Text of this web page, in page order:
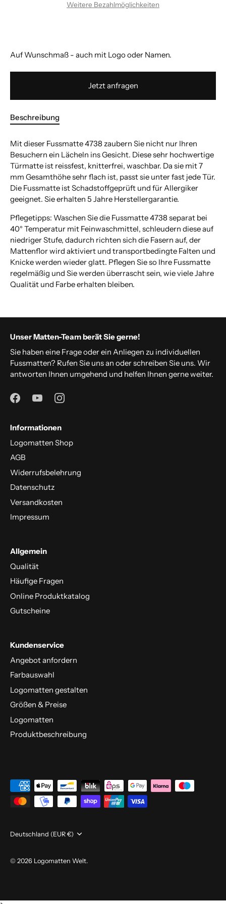
Weitere Bezahlmöglichkeiten
Auf Wunschmaß - auch mit Logo oder Namen.
Jetzt anfragen
Beschreibung
Mit dieser Fussmatte 4738 zaubern Sie nicht nur Ihren
Besuchern ein Lächeln ins Gesicht. Diese sehr hochwertige
Türmatte ist reissfest, knitterfrei, waschbar. Da sie mit 7
mm Gesamthöhe sehr flach ist, passt sie unter fast jede Tür.
Die Fussmatte ist Schadstoffgeprüft und für Allergiker
geeignet. Sie erhalten 5 Jahre Herstellergarantie.
Pflegetipps: Waschen Sie die Fussmatte 4738 separat bei
40° Temperatur mit Feinwaschmittel, schleudern diese auf
niedriger Stufe, dadurch richten sich die Fasern auf, der
Mattenflor wird aktiviert und transportbedingte Falten und
Knicke werden wieder glatt. Pflegen Sie so Ihre Fussmatte
regelmäßig und Sie werden überrascht sein, wie viele Jahre
Qualität und Farbe erhalten bleiben.
Unser Matten-Team berät Sie gerne!
Sie haben eine Frage oder ein Anliegen zu individuellen
Fussmatten? Rufen Sie uns an oder schreiben Sie uns. Wir
antworten Ihnen umgehend und helfen Ihnen gerne weiter.
Informationen
Logomatten Shop
AGB
Widerrufsbelehrung
Datenschutz
Versandkosten
Impressum
Allgemein
Qualität
Häufige Fragen
Online Produktkatalog
Gutscheine
Kundenservice
Angebot anfordern
Farbauswahl
Logomatten gestalten
Größen & Preise
Logomatten
Produktbeschreibung
Währung
Deutschland (EUR €)
© 2026 Logomatten Welt.